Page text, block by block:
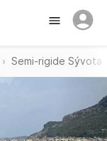
Semi-rigide Sývota